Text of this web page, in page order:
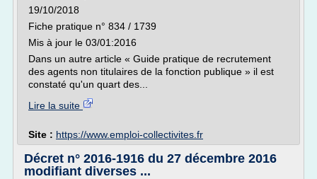
19/10/2018
Fiche pratique n° 834 / 1739
Mis à jour le 03/01:2016
Dans un autre article « Guide pratique de recrutement
des agents non titulaires de la fonction publique » il est
constaté qu'un quart des...
Lire la suite
Site : https://www.emploi-collectivites.fr
Décret n° 2016-1916 du 27 décembre 2016
modifiant diverses ...